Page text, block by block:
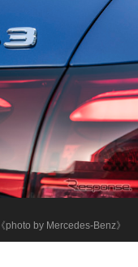
《photo by Mercedes-Benz》